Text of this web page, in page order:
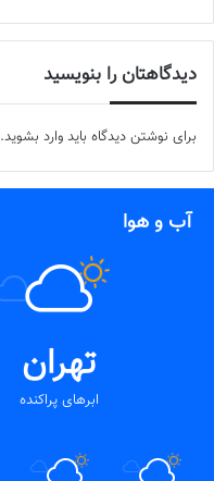
دیدگاهتان را بنویسید
برای نوشتن دیدگاه باید وارد بشوید.
آب و هوا
تهران
ابرهای پراکنده